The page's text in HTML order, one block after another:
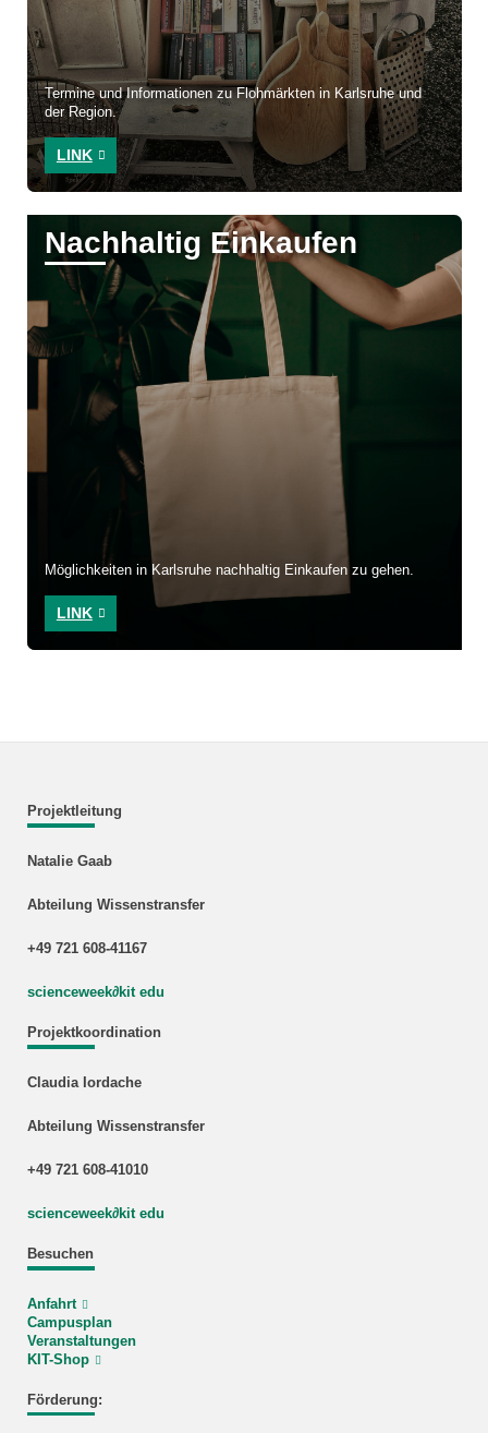
Termine und Informationen zu Flohmärkten in Karlsruhe und
der Region.
LINK
Nachhaltig Einkaufen
Möglichkeiten in Karlsruhe nachhaltig Einkaufen zu gehen.
LINK
Projektleitung
Natalie Gaab
Abteilung Wissenstransfer
+49 721 608-41167
scienceweek∂kit edu
Projektkoordination
Claudia Iordache
Abteilung Wissenstransfer
+49 721 608-41010
scienceweek∂kit edu
Besuchen
Anfahrt
Campusplan
Veranstaltungen
KIT-Shop
Förderung: